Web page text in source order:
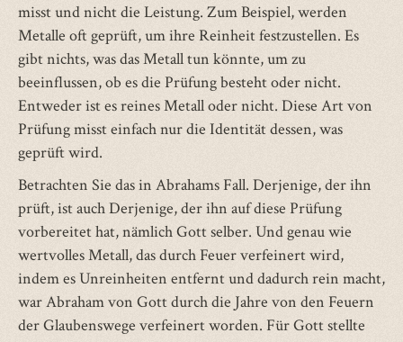
misst und nicht die Leistung. Zum Beispiel, werden
Metalle oft geprüft, um ihre Reinheit festzustellen. Es
gibt nichts, was das Metall tun könnte, um zu
beeinflussen, ob es die Prüfung besteht oder nicht.
Entweder ist es reines Metall oder nicht. Diese Art von
Prüfung misst einfach nur die Identität dessen, was
geprüft wird.
Betrachten Sie das in Abrahams Fall. Derjenige, der ihn
prüft, ist auch Derjenige, der ihn auf diese Prüfung
vorbereitet hat, nämlich Gott selber. Und genau wie
wertvolles Metall, das durch Feuer verfeinert wird,
indem es Unreinheiten entfernt und dadurch rein macht,
war Abraham von Gott durch die Jahre von den Feuern
der Glaubenswege verfeinert worden. Für Gott stellte